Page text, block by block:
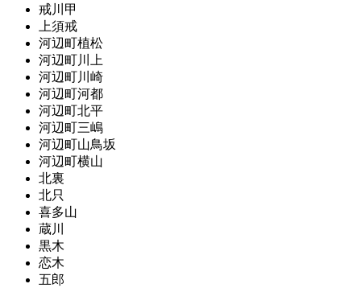
戒川甲
上須戒
河辺町植松
河辺町川上
河辺町川崎
河辺町河都
河辺町北平
河辺町三嶋
河辺町山鳥坂
河辺町横山
北裏
北只
喜多山
蔵川
黒木
恋木
五郎